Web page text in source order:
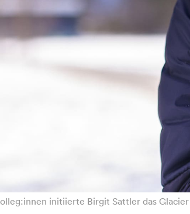
initiierte Birgit Sattler das